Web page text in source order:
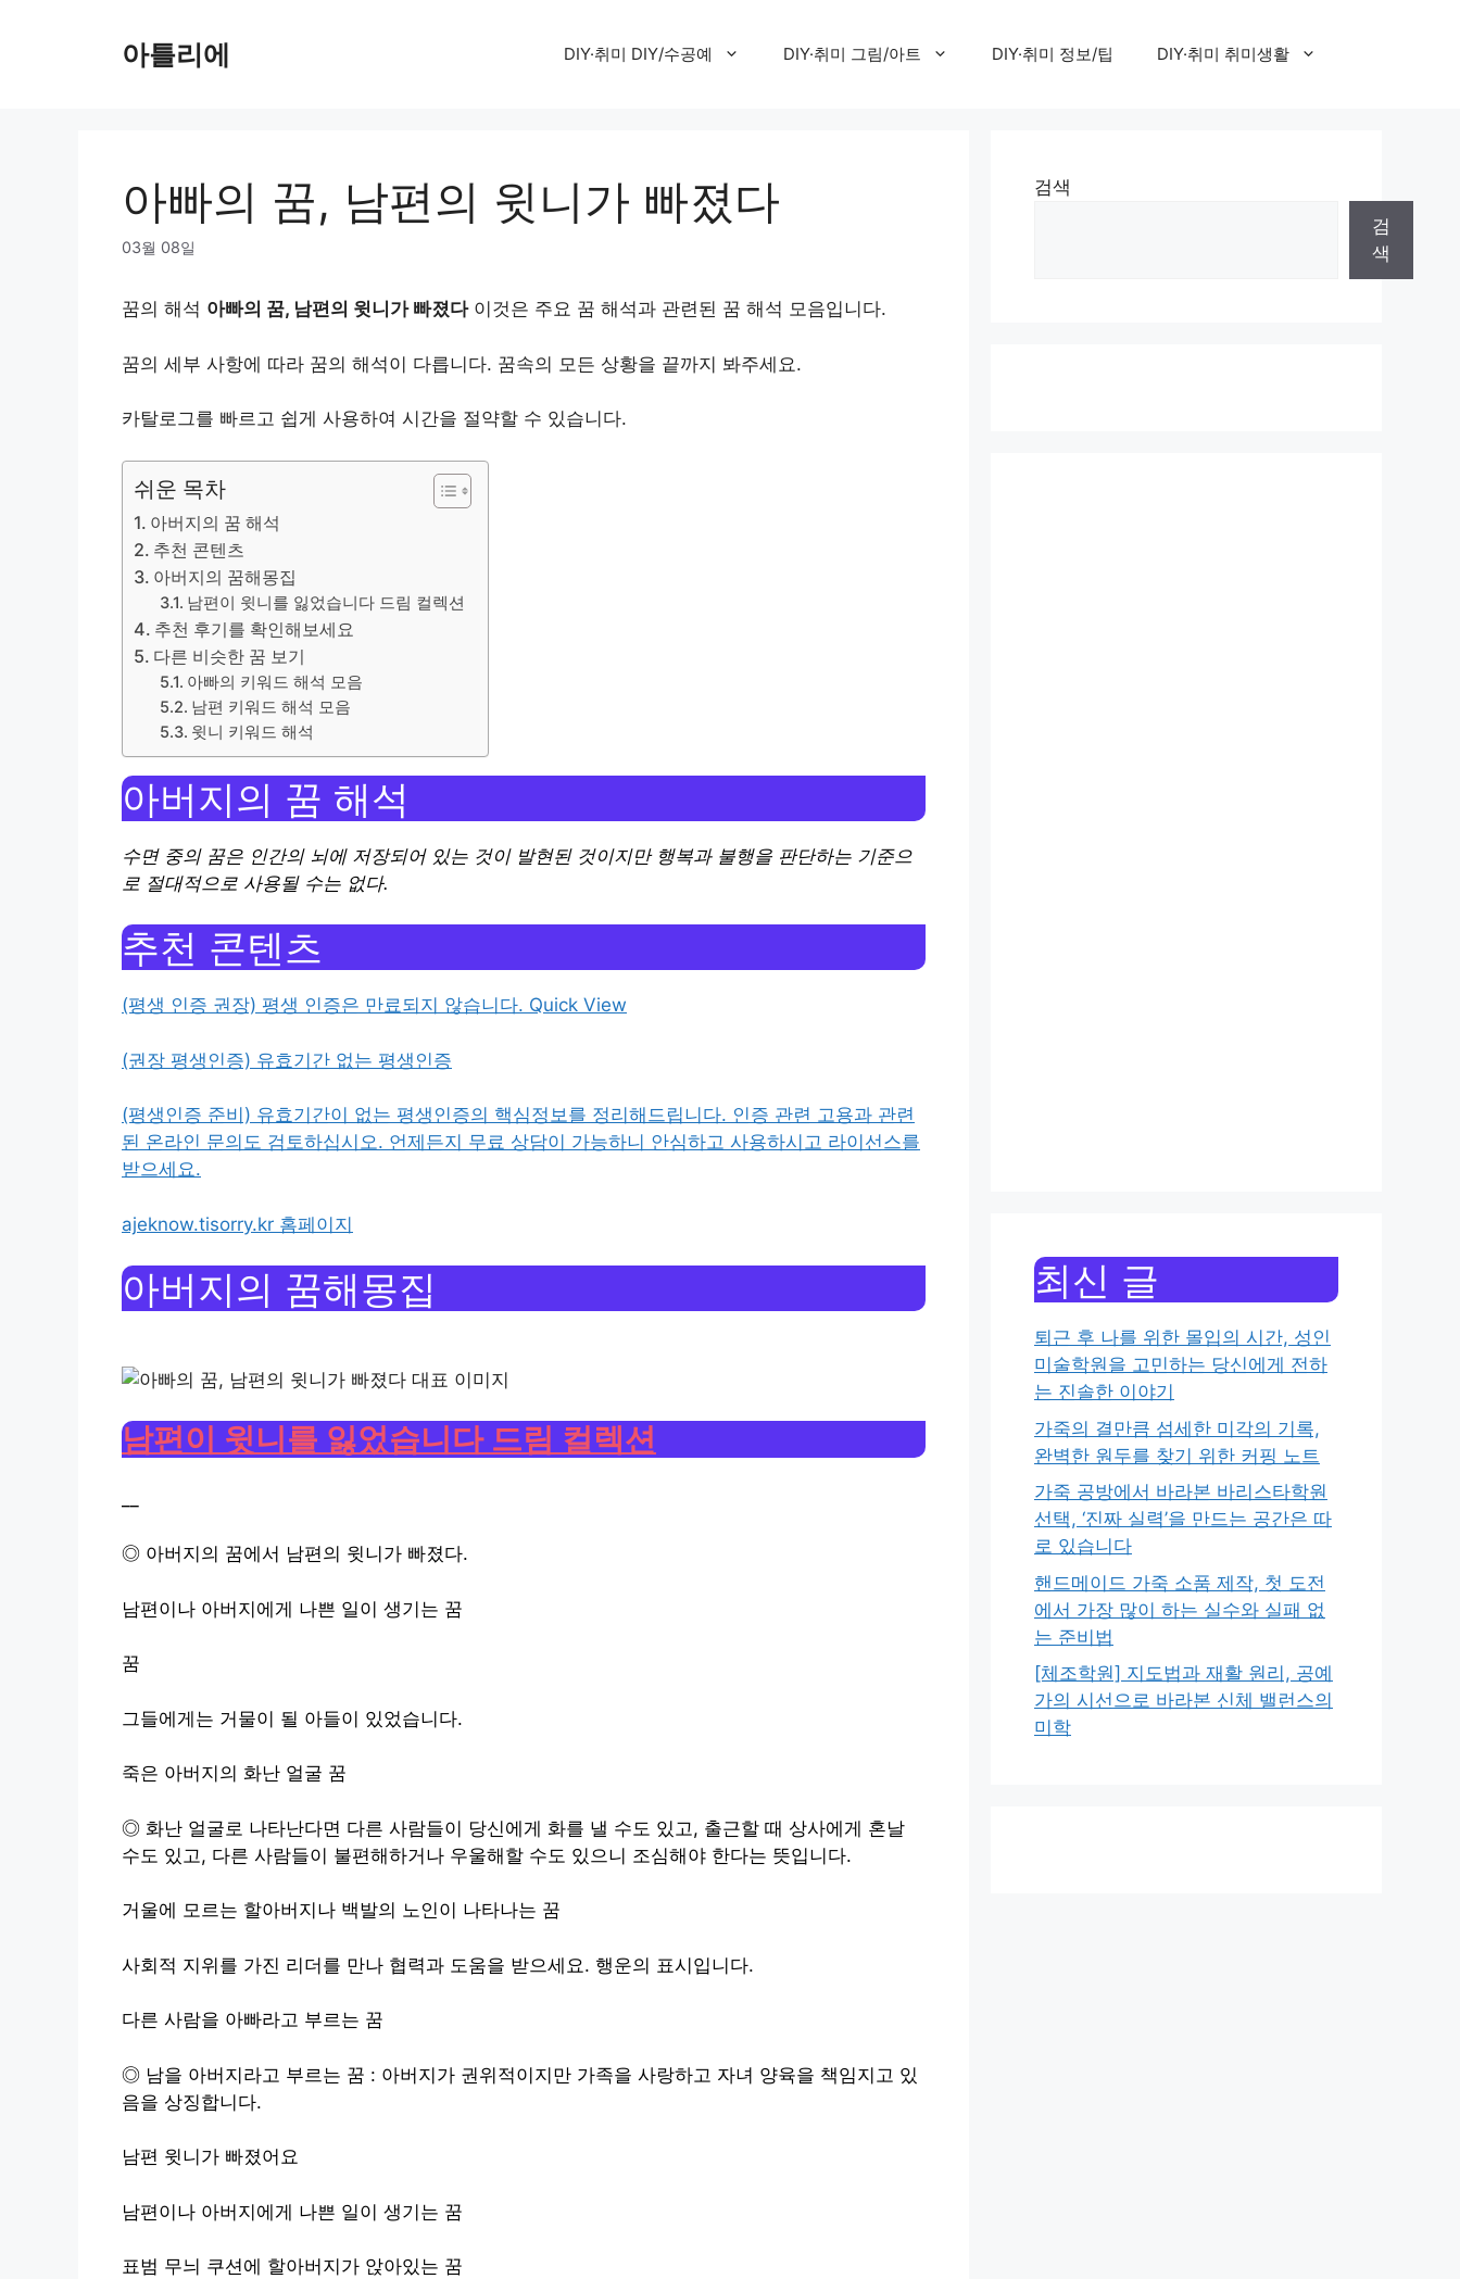
아틀리에 DIY·취미 DIY/수공예 DIY·취미 그림/아트 DIY·취미 정보/팁 DIY·취미 취미생활
아빠의 꿈, 남편의 윗니가 빠졌다
03월 08일
꿈의 해석 아빠의 꿈, 남편의 윗니가 빠졌다이것은 주요 꿈 해석과 관련된 꿈 해석 모음입니다.
꿈의 세부 사항에 따라 꿈의 해석이 다릅니다. 꿈속의 모든 상황을 끝까지 봐주세요.
카탈로그를 빠르고 쉽게 사용하여 시간을 절약할 수 있습니다.
쉬운 목차
아버지의 꿈 해석
추천 콘텐츠
아버지의 꿈해몽집
남편이 윗니를 잃었습니다 드림 컬렉션
추천 후기를 확인해보세요
다른 비슷한 꿈 보기
아빠의 키워드 해석 모음
남편 키워드 해석 모음
윗니 키워드 해석
아버지의 꿈 해석
수면 중의 꿈은 인간의 뇌에 저장되어 있는 것이 발현된 것이지만 행복과 불행을 판단하는 기준으
로 절대적으로 사용될 수는 없다.
추천 콘텐츠
(평생 인증 권장) 평생 인증은 만료되지 않습니다. Quick View
(권장 평생인증) 유효기간 없는 평생인증
(평생인증 준비) 유효기간이 없는 평생인증의 핵심정보를 정리해드립니다. 인증 관련 고용과 관련
된 온라인 문의도 검토하십시오. 언제든지 무료 상담이 가능하니 안심하고 사용하시고 라이선스를
받으세요.
ajeknow.tisorry.kr 홈페이지
아버지의 꿈해몽집
남편이 윗니를 잃었습니다 드림 컬렉션
◎ 아버지의 꿈에서 남편의 윗니가 빠졌다.
남편이나 아버지에게 나쁜 일이 생기는 꿈
꿈
그들에게는 거물이 될 아들이 있었습니다.
죽은 아버지의 화난 얼굴 꿈
◎ 화난 얼굴로 나타난다면 다른 사람들이 당신에게 화를 낼 수도 있고, 출근할 때 상사에게 혼날
수도 있고, 다른 사람들이 불편해하거나 우울해할 수도 있으니 조심해야 한다는 뜻입니다.
거울에 모르는 할아버지나 백발의 노인이 나타나는 꿈
사회적 지위를 가진 리더를 만나 협력과 도움을 받으세요. 행운의 표시입니다.
다른 사람을 아빠라고 부르는 꿈
◎ 남을 아버지라고 부르는 꿈 : 아버지가 권위적이지만 가족을 사랑하고 자녀 양육을 책임지고 있
음을 상징합니다.
남편 윗니가 빠졌어요
남편이나 아버지에게 나쁜 일이 생기는 꿈
표범 무늬 쿠션에 할아버지가 앉아있는 꿈
검색
검
색
최신 글
퇴근 후 나를 위한 몰입의 시간, 성인
미술학원을 고민하는 당신에게 전하
는 진솔한 이야기
가죽의 결만큼 섬세한 미각의 기록,
완벽한 원두를 찾기 위한 커핑 노트
가죽 공방에서 바라본 바리스타학원
선택, ‘진짜 실력’을 만드는 공간은 따
로 있습니다
핸드메이드 가죽 소품 제작, 첫 도전
에서 가장 많이 하는 실수와 실패 없
는 준비법
[체조학원] 지도법과 재활 원리, 공예
가의 시선으로 바라본 신체 밸런스의
미학